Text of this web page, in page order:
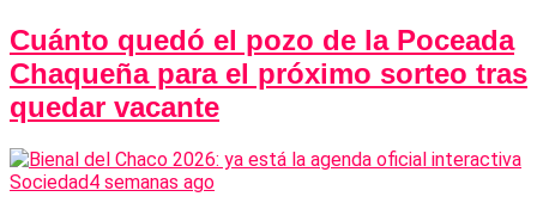
Cuánto quedó el pozo de la Poceada
Chaqueña para el próximo sorteo tras
quedar vacante
Sociedad4 semanas ago